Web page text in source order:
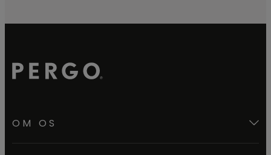
OM OS